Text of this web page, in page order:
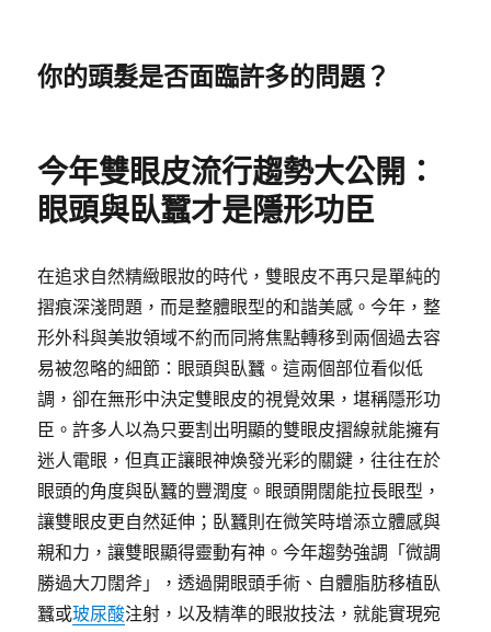
你的頭髮是否面臨許多的問題？
今年雙眼皮流行趨勢大公開：
眼頭與臥蠶才是隱形功臣
在追求自然精緻眼妝的時代，雙眼皮不再只是單純的
摺痕深淺問題，而是整體眼型的和諧美感。今年，整
形外科與美妝領域不約而同將焦點轉移到兩個過去容
易被忽略的細節：眼頭與臥蠶。這兩個部位看似低
調，卻在無形中決定雙眼皮的視覺效果，堪稱隱形功
臣。許多人以為只要割出明顯的雙眼皮摺線就能擁有
迷人電眼，但真正讓眼神煥發光彩的關鍵，往往在於
眼頭的角度與臥蠶的豐潤度。眼頭開闊能拉長眼型，
讓雙眼皮更自然延伸；臥蠶則在微笑時增添立體感與
親和力，讓雙眼顯得靈動有神。今年趨勢強調「微調
勝過大刀闊斧」，透過開眼頭手術、自體脂肪移植臥
蠶或玻尿酸注射，以及精準的眼妝技法，就能實現宛